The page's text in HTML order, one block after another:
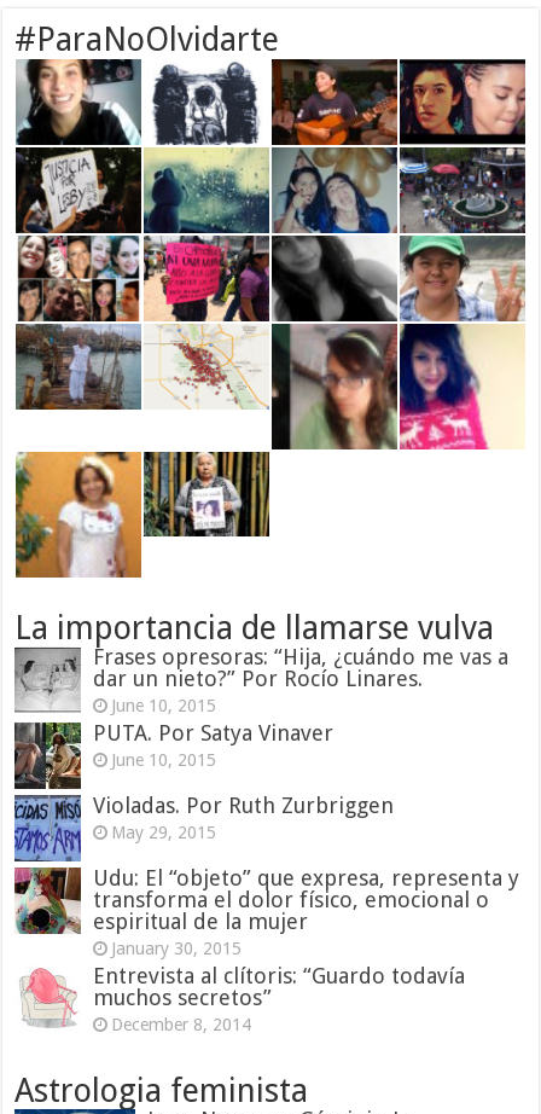
#ParaNoOlvidarte
La importancia de llamarse vulva
Frases opresoras: “Hija, ¿cuándo me vas a
dar un nieto?” Por Rocío Linares.
June 10, 2015
PUTA. Por Satya Vinaver
June 10, 2015
Violadas. Por Ruth Zurbriggen
May 29, 2015
Udu: El “objeto” que expresa, representa y
transforma el dolor físico, emocional o
espiritual de la mujer
January 30, 2015
Entrevista al clítoris: “Guardo todavía
muchos secretos”
December 8, 2014
Astrologia feminista